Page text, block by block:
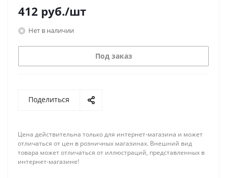
412 руб./шт
Нет в наличии
Под заказ
Поделиться
Цена действительна только для интернет-магазина и может
отличаться от цен в розничных магазинах. Внешний вид
товара может отличаться от иллюстраций, представленных в
интернет-магазине!